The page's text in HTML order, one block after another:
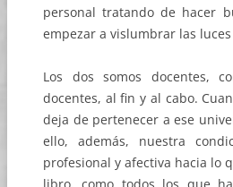
personal tratando de hacer
empezar a vislumbrar las
Los dos somos docentes,
docentes, al fin y al cabo.
deja de pertenecer a ese
ello, además, nuestra
profesional y afectiva hacia lo